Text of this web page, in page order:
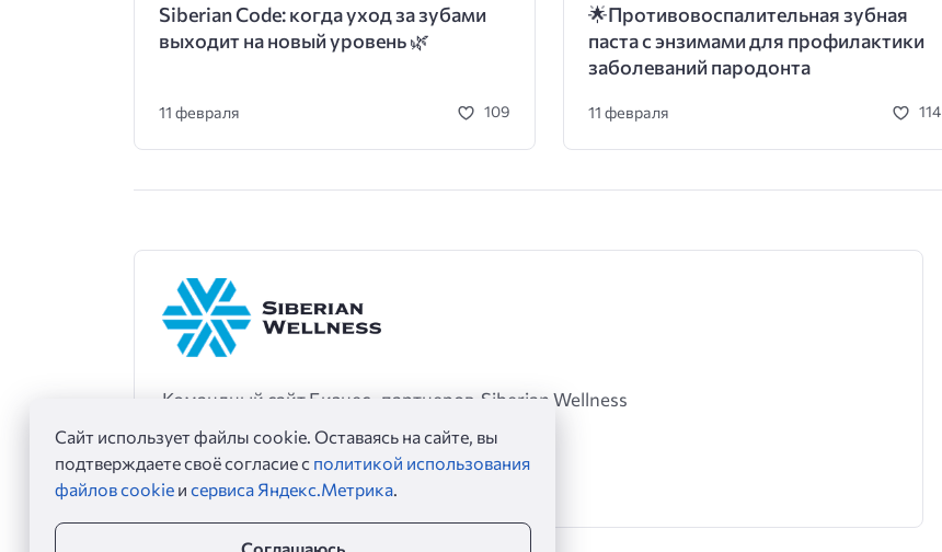
Siberian Code: когда уход за зубами
выходит на новый уровень 🌿
11 февраля 109
🌟Противовоспалительная зубная
паста с энзимами для профилактики
заболеваний пародонта
11 февраля 114
Командный сайт Бизнес -партнеров Siberian Wellness
Телеграмм -помощник -
@sibwaleo_bot
Сайт использует файлы cookie. Оставаясь на сайте, вы
подтверждаете своё согласие с политикой использования
файлов cookieи сервиса Яндекс.Метрика.